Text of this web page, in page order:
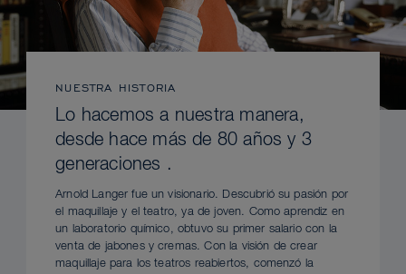
NUESTRA HISTORIA
Lo hacemos a nuestra manera,
desde hace más de 80 años y 3
generaciones .
Arnold Langer fue un visionario. Descubrió su pasión por
el maquillaje y el teatro, ya de joven. Como aprendiz en
un laboratorio químico, obtuvo su primer salario con la
venta de jabones y cremas. Con la visión de crear
maquillaje para los teatros reabiertos, comenzó la